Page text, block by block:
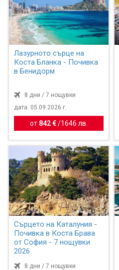
Лазурното сърце на
Коста Бланка - Почивка
в Бенидорм
8 дни / 7 нощувки
дата: 05.09.2026 г.
от 842 € / 1646 лв.
Сърцето на Каталуния -
Почивка в Коста Брава
от София - 7 нощувки
2026
8 дни / 7 нощувки